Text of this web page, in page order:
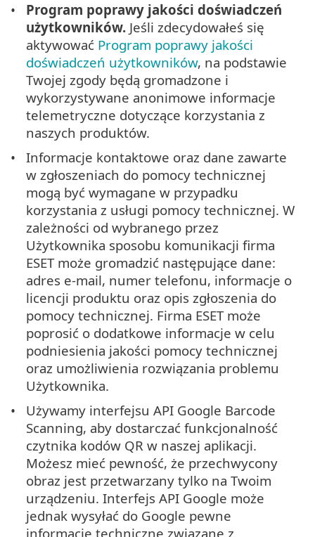
Program poprawy jakości doświadczeń
użytkowników. Jeśli zdecydowałeś się
aktywować Program poprawy jakości
doświadczeń użytkowników, na podstawie
Twojej zgody będą gromadzone i
wykorzystywane anonimowe informacje
telemetryczne dotyczące korzystania z
naszych produktów.
Informacje kontaktowe oraz dane zawarte
w zgłoszeniach do pomocy technicznej
mogą być wymagane w przypadku
korzystania z usługi pomocy technicznej. W
zależności od wybranego przez
Użytkownika sposobu komunikacji firma
ESET może gromadzić następujące dane:
adres e-mail, numer telefonu, informacje o
licencji produktu oraz opis zgłoszenia do
pomocy technicznej. Firma ESET może
poprosić o dodatkowe informacje w celu
podniesienia jakości pomocy technicznej
oraz umożliwienia rozwiązania problemu
Użytkownika.
Używamy interfejsu API Google Barcode
Scanning, aby dostarczać funkcjonalność
czytnika kodów QR w naszej aplikacji.
Możesz mieć pewność, że przechwycony
obraz jest przetwarzany tylko na Twoim
urządzeniu. Interfejs API Google może
jednak wysyłać do Google pewne
informacje techniczne związane z